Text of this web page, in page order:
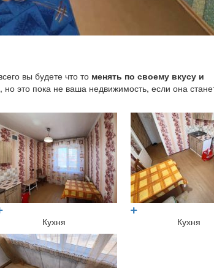
вы будете что то менять по своему вкусу и
это пока не ваша недвижимость, если она
Кухня Кухня